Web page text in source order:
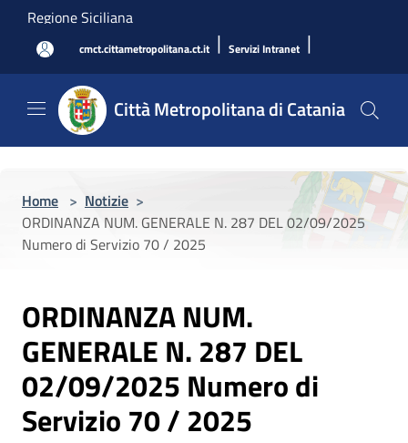
Salta al contenuto principale
Regione Siciliana
cmct.cittametropolitana.ct.it | Servizi Intranet |
Città Metropolitana di Catania
Home > Notizie >
ORDINANZA NUM. GENERALE N. 287 DEL 02/09/2025
Numero di Servizio 70 / 2025
ORDINANZA NUM.
GENERALE N. 287 DEL
02/09/2025 Numero di
Servizio 70 / 2025